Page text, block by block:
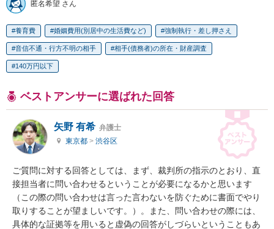
匿名希望 さん
養育費 婚姻費用(別居中の生活費など) 強制執行・差し押さえ
音信不通・行方不明の相手 相手(債務者)の所在・財産調査
140万円以下
ベストアンサーに選ばれた回答
矢野 有希 弁護士
東京都 > 渋谷区
ご質問に対する回答としては、まず、裁判所の指示のとおり、直
接担当者に問い合わせるということが必要になるかと思います
（この際の問い合わせは言った言わないを防ぐために書面でやり
取りすることが望ましいです。）。また、問い合わせの際には、
具体的な証拠等を用いると虚偽の回答がしづらいということもあ